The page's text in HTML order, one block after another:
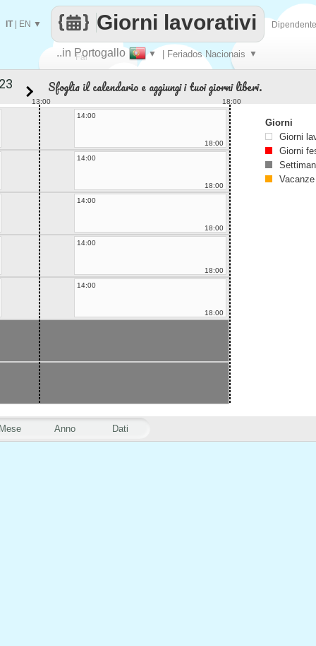
Fai
..in Portogallo ▼ | Feriados Nacionais ▼
Giorni lavorativi
IT| EN ▼
Anno Dati
Sfoglia il calendario e aggiungi i tuoi giorni liberi.
13:00
18:00
14:00
18:00
14:00
18:00
14:00
18:00
14:00
18:00
14:00
18:00
Giorni
Giorni
Giorni
Vacanze